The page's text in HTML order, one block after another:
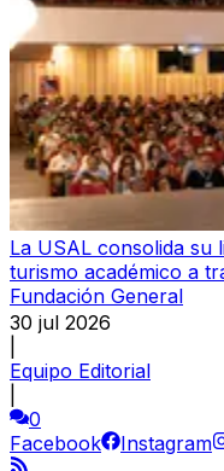
La USAL consolida su
turismo académico a
Fundación General
30 jul 2026
Equipo Editorial
0
Facebook
Instagram